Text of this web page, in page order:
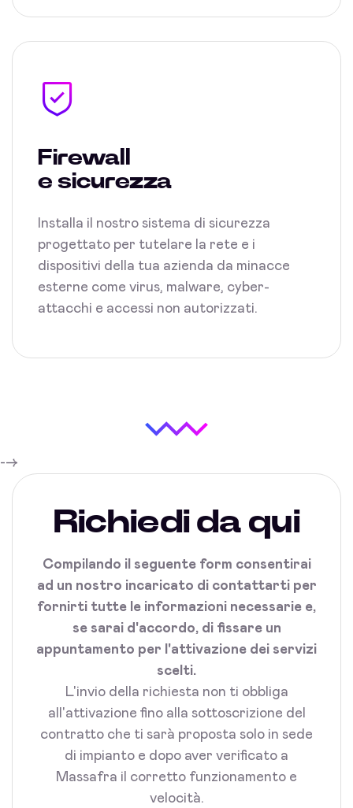
Firewall
e sicurezza
Installa il nostro sistema di sicurezza
progettato per tutelare la rete e i
dispositivi della tua azienda da minacce
esterne come virus, malware, cyber-
attacchi e accessi non autorizzati.
-->
Richiedi da qui
Compilando il seguente form consentirai
ad un nostro incaricato di contattarti per
fornirti tutte le informazioni necessarie e,
se sarai d'accordo, di fissare un
appuntamento per l'attivazione dei servizi
scelti.
L'invio della richiesta non ti obbliga
all'attivazione fino alla sottoscrizione del
contratto che ti sarà proposta solo in sede
di impianto e dopo aver verificato a
Massafra il corretto funzionamento e
velocità.